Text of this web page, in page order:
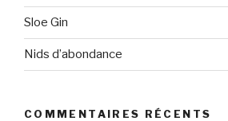
Sloe Gin
Nids d’abondance
COMMENTAIRES RÉCENTS